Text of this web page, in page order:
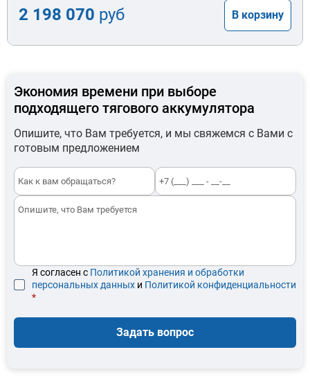
2 198 070 руб В корзину
Экономия времени при выборе
подходящего тягового аккумулятора
Опишите, что Вам требуется, и мы свяжемся с Вами с
готовым предложением
Я согласен с Политикой хранения и обработки
персональных данных и Политикой конфиденциальности
*
Задать вопрос